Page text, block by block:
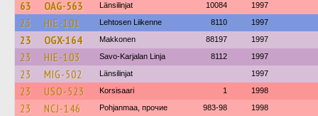
63 OAG-563 Länsilinjat 10084 1997
23 HIE-101 Lehtosen Liikenne 8110 1997
23 OGX-164 Makkonen 88197 1997
23 HIE-103 Savo-Karjalan Linja 8112 1997
23 MIG-502 Länsilinjat 1997
23 USO-523 Korsisaari 1 1998
23 NCJ-146 Pohjanmaa, прочие 983-98 1998